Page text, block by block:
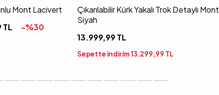
Mont Lacivert
TL -%30
Çıkarılabilir Kürk Yakalı Trok Detaylı Mont
Siyah
13.999,99TL
Sepette indirim13.299,99 TL